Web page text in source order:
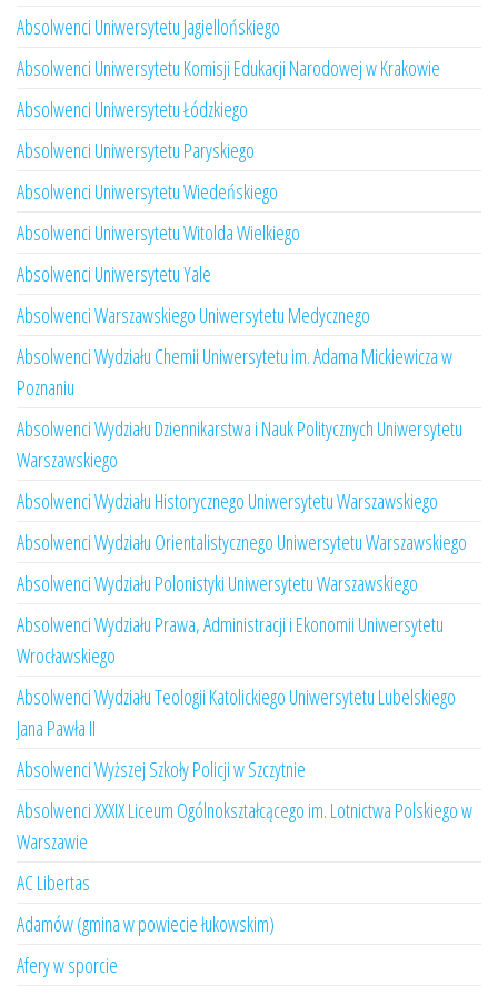
Absolwenci Uniwersytetu Jagiellońskiego
Absolwenci Uniwersytetu Komisji Edukacji Narodowej w Krakowie
Absolwenci Uniwersytetu Łódzkiego
Absolwenci Uniwersytetu Paryskiego
Absolwenci Uniwersytetu Wiedeńskiego
Absolwenci Uniwersytetu Witolda Wielkiego
Absolwenci Uniwersytetu Yale
Absolwenci Warszawskiego Uniwersytetu Medycznego
Absolwenci Wydziału Chemii Uniwersytetu im. Adama Mickiewicza w
Poznaniu
Absolwenci Wydziału Dziennikarstwa i Nauk Politycznych Uniwersytetu
Warszawskiego
Absolwenci Wydziału Historycznego Uniwersytetu Warszawskiego
Absolwenci Wydziału Orientalistycznego Uniwersytetu Warszawskiego
Absolwenci Wydziału Polonistyki Uniwersytetu Warszawskiego
Absolwenci Wydziału Prawa, Administracji i Ekonomii Uniwersytetu
Wrocławskiego
Absolwenci Wydziału Teologii Katolickiego Uniwersytetu Lubelskiego
Jana Pawła II
Absolwenci Wyższej Szkoły Policji w Szczytnie
Absolwenci XXXIX Liceum Ogólnokształcącego im. Lotnictwa Polskiego w
Warszawie
AC Libertas
Adamów (gmina w powiecie łukowskim)
Afery w sporcie